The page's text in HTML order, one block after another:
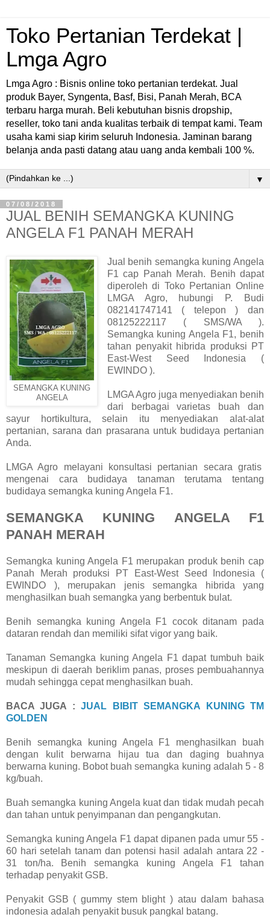
Toko Pertanian Terdekat |
Lmga Agro
Lmga Agro : Bisnis online toko pertanian terdekat. Jual
produk Bayer, Syngenta, Basf, Bisi, Panah Merah, BCA
terbaru harga murah. Beli kebutuhan bisnis dropship,
reseller, toko tani anda kualitas terbaik di tempat kami. Team
usaha kami siap kirim seluruh Indonesia. Jaminan barang
belanja anda pasti datang atau uang anda kembali 100 %.
▼
07/08/2018
JUAL BENIH SEMANGKA KUNING
ANGELA F1 PANAH MERAH
SEMANGKA KUNING
ANGELA
Jual benih semangka kuning Angela
F1 cap Panah Merah. Benih dapat
diperoleh di Toko Pertanian Online
LMGA Agro, hubungi P. Budi
082141747141 ( telepon ) dan
08125222117 ( SMS/WA ).
Semangka kuning Angela F1, benih
tahan penyakit hibrida produksi PT
East-West Seed Indonesia (
EWINDO ).
LMGA Agro juga menyediakan benih
dari berbagai varietas buah dan
sayur hortikultura, selain itu menyediakan alat-alat
pertanian, sarana dan prasarana untuk budidaya pertanian
Anda.
LMGA Agro melayani konsultasi pertanian secara gratis
mengenai cara budidaya tanaman terutama tentang
budidaya semangka kuning Angela F1.
SEMANGKA KUNING ANGELA F1
PANAH MERAH
Semangka kuning Angela F1 merupakan produk benih cap
Panah Merah produksi PT East-West Seed Indonesia (
EWINDO ), merupakan jenis semangka hibrida yang
menghasilkan buah semangka yang berbentuk bulat.
Benih semangka kuning Angela F1 cocok ditanam pada
dataran rendah dan memiliki sifat vigor yang baik.
Tanaman Semangka kuning Angela F1 dapat tumbuh baik
meskipun di daerah beriklim panas, proses pembuahannya
mudah sehingga cepat menghasilkan buah.
BACA JUGA :JUAL BIBIT SEMANGKA KUNING TM
GOLDEN
Benih semangka kuning Angela F1 menghasilkan buah
dengan kulit berwarna hijau tua dan daging buahnya
berwarna kuning. Bobot buah semangka kuning adalah 5 - 8
kg/buah.
Buah semangka kuning Angela kuat dan tidak mudah pecah
dan tahan untuk penyimpanan dan pengangkutan.
Semangka kuning Angela F1 dapat dipanen pada umur 55 -
60 hari setelah tanam dan potensi hasil adalah antara 22 -
31 ton/ha. Benih semangka kuning Angela F1 tahan
terhadap penyakit GSB.
Penyakit GSB ( gummy stem blight ) atau dalam bahasa
indonesia adalah penyakit busuk pangkal batang.